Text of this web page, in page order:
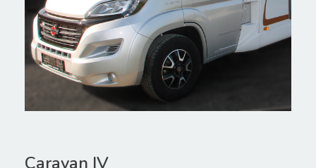
Caravan IV